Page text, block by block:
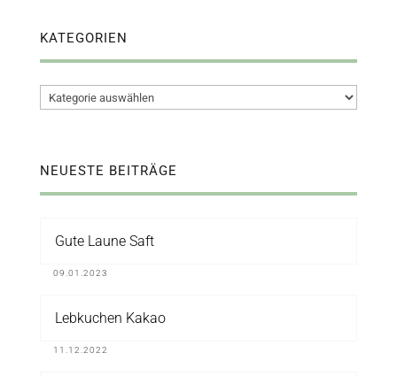
KATEGORIEN
Kategorien
NEUESTE BEITRÄGE
Gute Laune Saft
09.01.2023
Lebkuchen Kakao
11.12.2022